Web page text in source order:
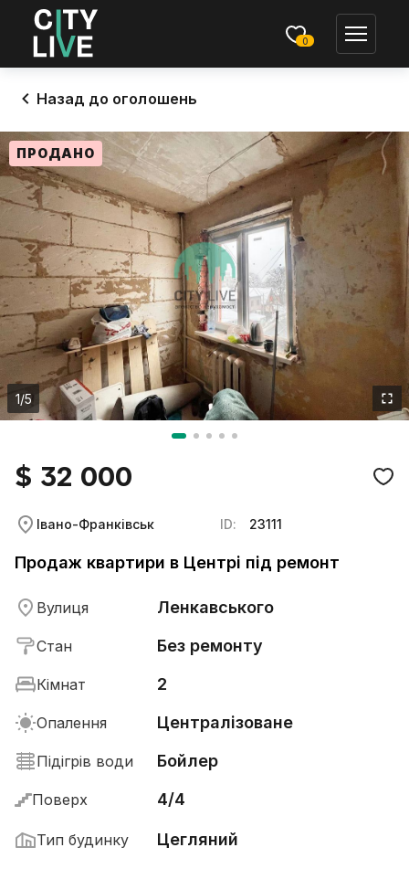
0
Назад до оголошень
ПРОДАНО
1/5
$ 32 000
Івано-Франківськ ID: 23111
Продаж квартири в Центрі під ремонт
Вулиця Ленкавського
Стан Без ремонту
Кімнат 2
Опалення Централізоване
Підігрів води Бойлер
Поверх 4/4
Тип будинку Цегляний